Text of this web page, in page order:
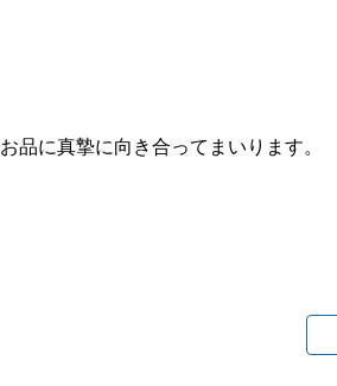
に真摯に向き合ってまいります。